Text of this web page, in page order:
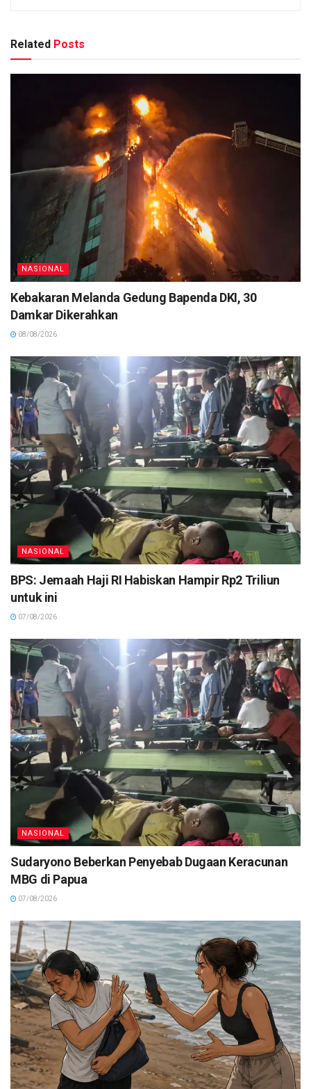
Related Posts
NASIONAL
Kebakaran Melanda Gedung Bapenda DKI, 30
Damkar Dikerahkan
08/08/2026
NASIONAL
BPS: Jemaah Haji RI Habiskan Hampir Rp2 Triliun
untuk ini
07/08/2026
NASIONAL
Sudaryono Beberkan Penyebab Dugaan Keracunan
MBG di Papua
07/08/2026